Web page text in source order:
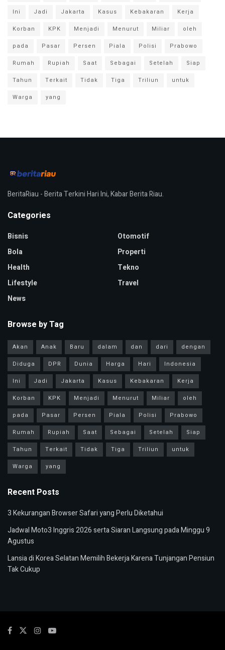
Ini
Jadi Jakarta Kasus Kebakaran
Kerja
Korban
KPK Menjadi Menurut Miliar
oleh
pada
Pasar Persen Piala Polisi
Prabowo
Rumah
Rupiah Saat Sebagai Setelah
Siap
Tahun
Terkait Tidak Tiga Triliun
untuk
Warga
yang
BeritaRiau - Berita Terkini Hari Ini, Kabar Berita Riau.
Categories
Bisnis
Bola
Health
Lifestyle
News
Otomotif
Properti
Tekno
Travel
Browse by Tag
Akan Anak Baru dalam dan dari
dengan
Diduga
DPR Dunia Harga Hari
Indonesia
Ini
Jadi Jakarta Kasus Kebakaran
Kerja
Korban
KPK Menjadi Menurut Miliar
oleh
pada
Pasar Persen Piala Polisi
Prabowo
Rumah
Rupiah Saat Sebagai Setelah
Siap
Tahun
Terkait Tidak Tiga Triliun
untuk
Warga
yang
Recent Posts
3 Kekurangan Browser Safari yang Perlu Diketahui
Jadwal Moto3 Inggris 2026 serta Siaran Langsung pada Minggu 9
Agustus
Lansia di Korea Selatan Memilih Bekerja Karena Tunjangan Pensiun
Tak Cukup